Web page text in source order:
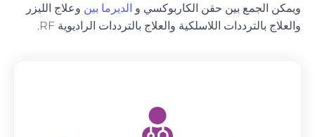
ويمكن الجمع بين حقن الكاربوكسي و الديرما بين وعلاج الليزر
والعلاج بالترددات اللاسلكية والعلاج بالترددات الراديوية RF.